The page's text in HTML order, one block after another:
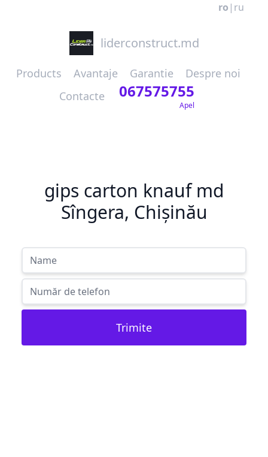
ro | ru
liderconstruct.md
Products Avantaje Garantie
Despre noi
Contacte
067575755
Apel
gips carton knauf md
Sîngera, Chișinău
Trimite